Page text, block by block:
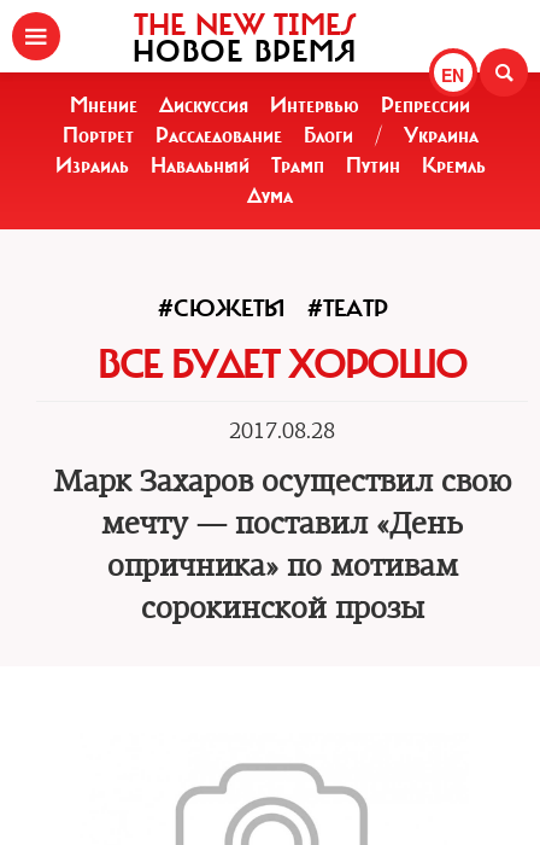
EN
THE NEW TIMES
НОВОЕ ВРЕМЯ
Мнение Дискуссия Интервью
Репрессии
Портрет
Расследование Блоги /
Украина
Израиль
Навальный Трамп Путин
Кремль
Дума
#СЮЖЕТЫ #ТЕАТР
ВСЕ БУДЕТ ХОРОШО
2017.08.28
Марк Захаров осуществил свою
мечту — поставил «День
опричника» по мотивам
сорокинской прозы